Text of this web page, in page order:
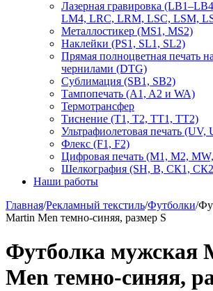
Лазерная гравировка
LM4, LRC, LRM, LSC, LSM,
Металлостикер (MS1, MS2)
Наклейки (PS1, SL1, SL2)
Прямая полноцветная печать
чернилами (DTG)
Сублимация (SB1, SB2)
Тампопечать (A1, A2 и WA)
Термотрансфер
Тиснение (Т1, Т2, ТT1, ТT2)
Ультрафиолетовая печать (UV,
Флекс (F1, F2)
Цифровая печать (M1, M2,
Шелкография (SH, В, СК1,
Наши работы
Главная/Рекламный текстиль/Футболки/
Martin Men темно-синяя, размер S
Футболка мужская
Men темно-синяя,